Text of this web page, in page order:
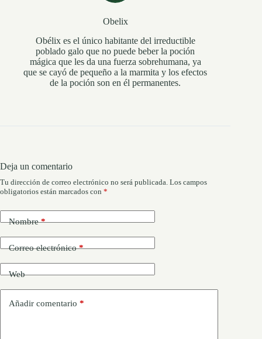
Obelix
Obélix es el único habitante del irreductible
poblado galo que no puede beber la poción
mágica que les da una fuerza sobrehumana, ya
que se cayó de pequeño a la marmita y los efectos
de la poción son en él permanentes.
Deja un comentario
Tu dirección de correo electrónico no será publicada. Los campos
obligatorios están marcados con *
Nombre*
Correo electrónico*
Web
Añadir comentario *